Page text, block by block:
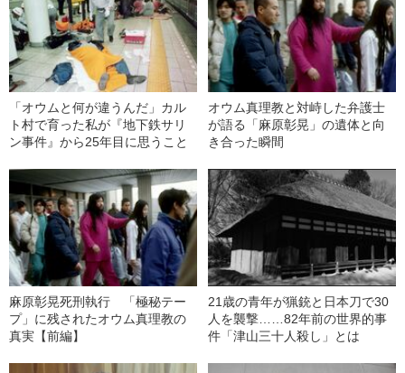
「オウムと何が違うんだ」カル
ト村で育った私が『地下鉄サリ
ン事件』から25年目に思うこと
オウム真理教と対峙した弁護士
が語る「麻原彰晃」の遺体と向
き合った瞬間
麻原彰晃死刑執行 「極秘テー
プ」に残されたオウム真理教の
真実【前編】
21歳の青年が猟銃と日本刀で30
人を襲撃……82年前の世界的事
件「津山三十人殺し」とは